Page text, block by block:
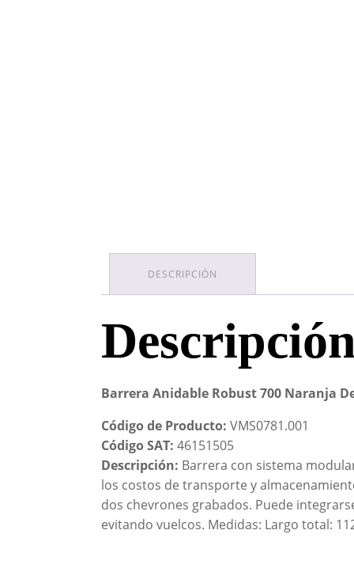
DESCRIPCIÓN
Barrera Anidable Robust 700 Naranja
Código de Producto: VMS0781.001
Código SAT: 46151505
Descripción: Barrera con sistema
los costos de transporte y
dos chevrones grabados. Puede
evitando vuelcos. Medidas: Largo total: